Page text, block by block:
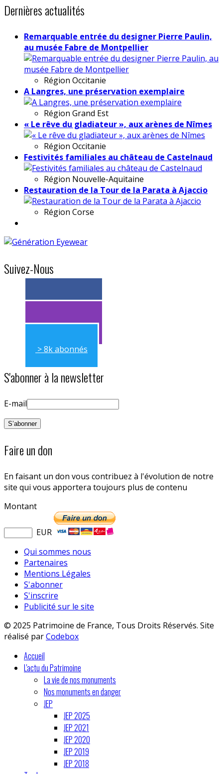
Dernières actualités
Remarquable entrée du designer Pierre Paulin,
au musée Fabre de Montpellier
Région Occitanie
A Langres, une préservation exemplaire
Région Grand Est
« Le rêve du gladiateur », aux arènes de Nîmes
Région Occitanie
Festivités familiales au château de Castelnaud
Région Nouvelle-Aquitaine
Restauration de la Tour de la Parata à Ajaccio
Région Corse
Suivez-Nous
> 11k abonnés
> 11k abonnés
> 8k abonnés
S'abonner à la newsletter
E-mail
Faire un don
En faisant un don vous contribuez à l'évolution de notre
site qui vous apportera toujours plus de contenu
Montant
EUR
Qui sommes nous
Partenaires
Mentions Légales
S'abonner
S'inscrire
Publicité sur le site
© 2025 Patrimoine de France, Tous Droits Réservés. Site
réalisé parCodebox
Accueil
L'actu du Patrimoine
La vie de nos monuments
Nos monuments en danger
JEP
JEP 2025
JEP 2021
JEP 2020
JEP 2019
JEP 2018